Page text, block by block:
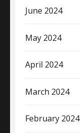
June 2024
May 2024
April 2024
March 2024
February 2024